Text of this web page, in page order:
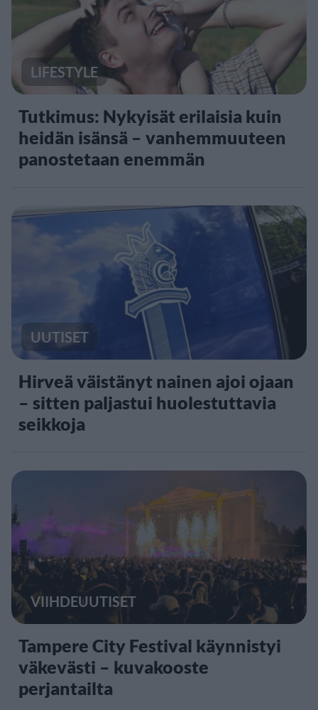
LIFESTYLE
Tutkimus: Nykyisät erilaisia kuin
heidän isänsä – vanhemmuuteen
panostetaan enemmän
UUTISET
Hirveä väistänyt nainen ajoi ojaan
– sitten paljastui huolestuttavia
seikkoja
VIIHDEUUTISET
Tampere City Festival käynnistyi
väkevästi – kuvakooste
perjantailta